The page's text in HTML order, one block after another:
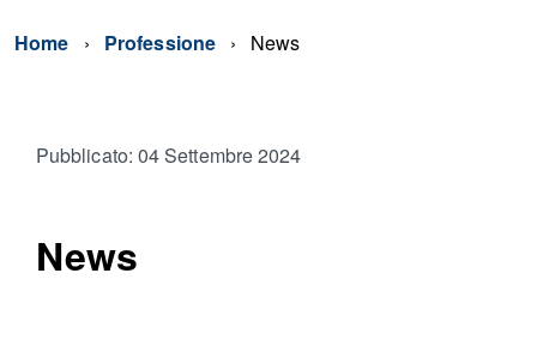
Home Professione News
Pubblicato: 04 Settembre 2024
News